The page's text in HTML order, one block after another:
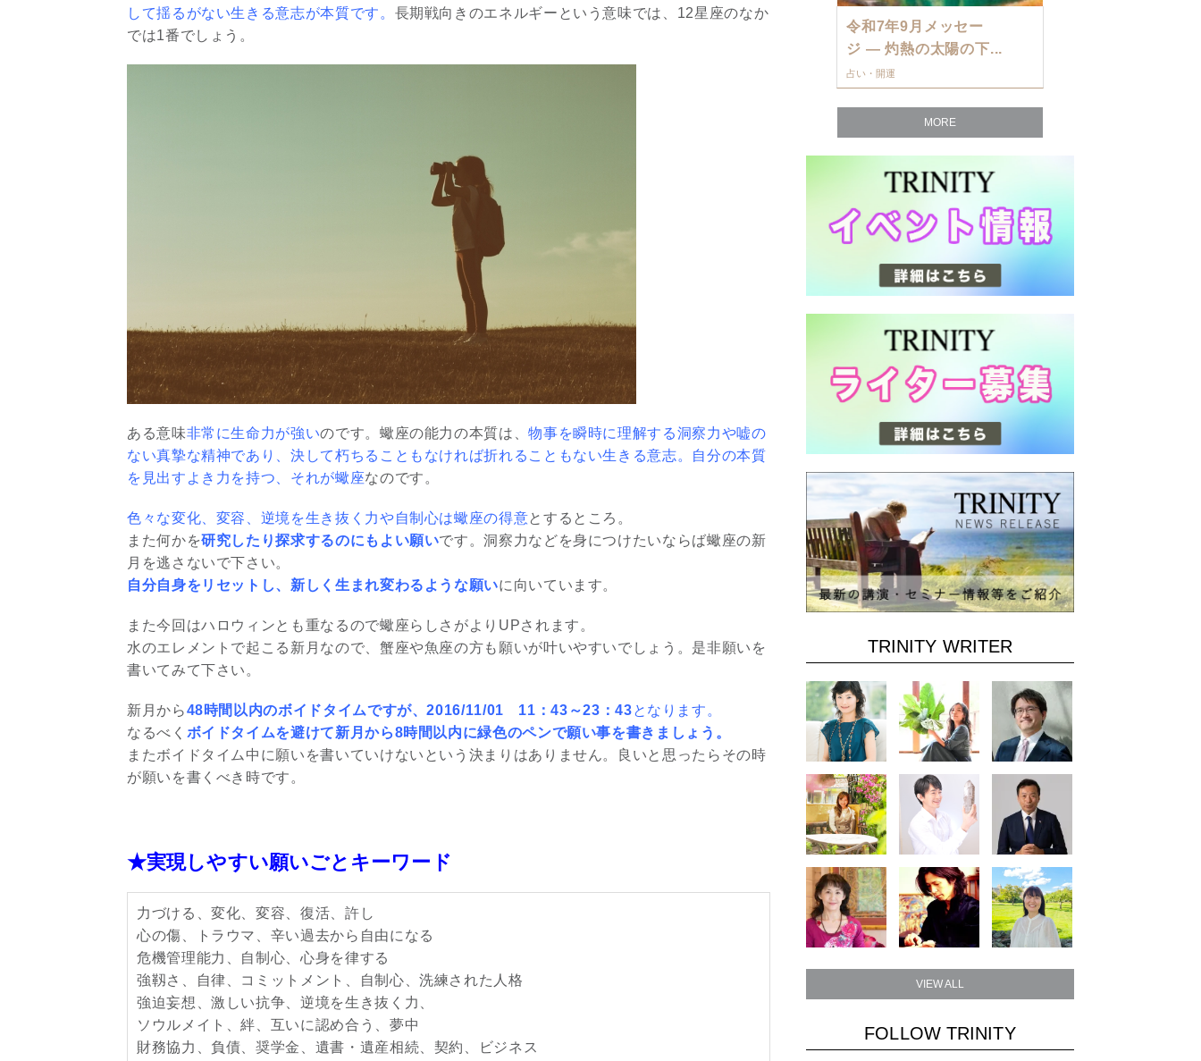
して揺るがない生きる意志が本質です。 長期戦向きのエネルギーという意味では、12星座のなか
では1番でしょう。
ある意味非常に生命力が強いのです。蠍座の能力の本質は、物事を瞬時に理解する洞察力や嘘の
ない真摯な精神であり、決して朽ちることもなければ折れることもない生きる意志。自分の本質
を見出すよき力を持つ、それが蠍座なのです。
色々な変化、変容、逆境を生き抜く力や自制心は蠍座の得意とするところ。
また何かを研究したり探求するのにもよい願いです。洞察力などを身につけたいならば蠍座の新
月を逃さないで下さい。
自分自身をリセットし、新しく生まれ変わるような願いに向いています。
また今回はハロウィンとも重なるので蠍座らしさがよりUPされます。
水のエレメントで起こる新月なので、蟹座や魚座の方も願いが叶いやすいでしょう。是非願いを
書いてみて下さい。
新月から48時間以内のボイドタイムですが、2016/11/01 11：43～23：43となります。
なるべく ボイドタイムを避けて新月から8時間以内に緑色のペンで願い事を書きましょう。
またボイドタイム中に願いを書いていけないという決まりはありません。良いと思ったらその時
が願いを書くべき時です。
★実現しやすい願いごとキーワード
力づける、変化、変容、復活、許し
心の傷、トラウマ、辛い過去から自由になる
危機管理能力、自制心、心身を律する
強靱さ、自律、コミットメント、自制心、洗練された人格
強迫妄想、激しい抗争、逆境を生き抜く力、
ソウルメイト、絆、互いに認め合う、夢中
財務協力、負債、奨学金、遺書・遺産相続、契約、ビジネス
令和7年9月メッセー
ジ — 灼熱の太陽の下...
占い・開運
MORE
TRINITY WRITER
VIEW ALL
FOLLOW TRINITY